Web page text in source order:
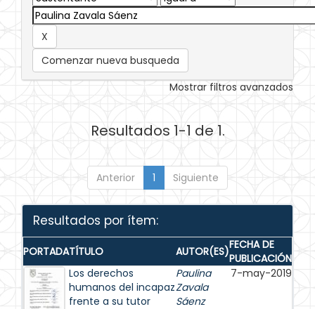
Comenzar nueva busqueda
Mostrar filtros avanzados
Resultados 1-1 de 1.
Anterior 1 Siguiente
Resultados por ítem:
PORTADATÍTULO AUTOR(ES)FECHA DE
PUBLICACIÓN
Los derechos
humanos del incapaz
frente a su tutor
Paulina
Zavala
Sáenz
7-may-2019